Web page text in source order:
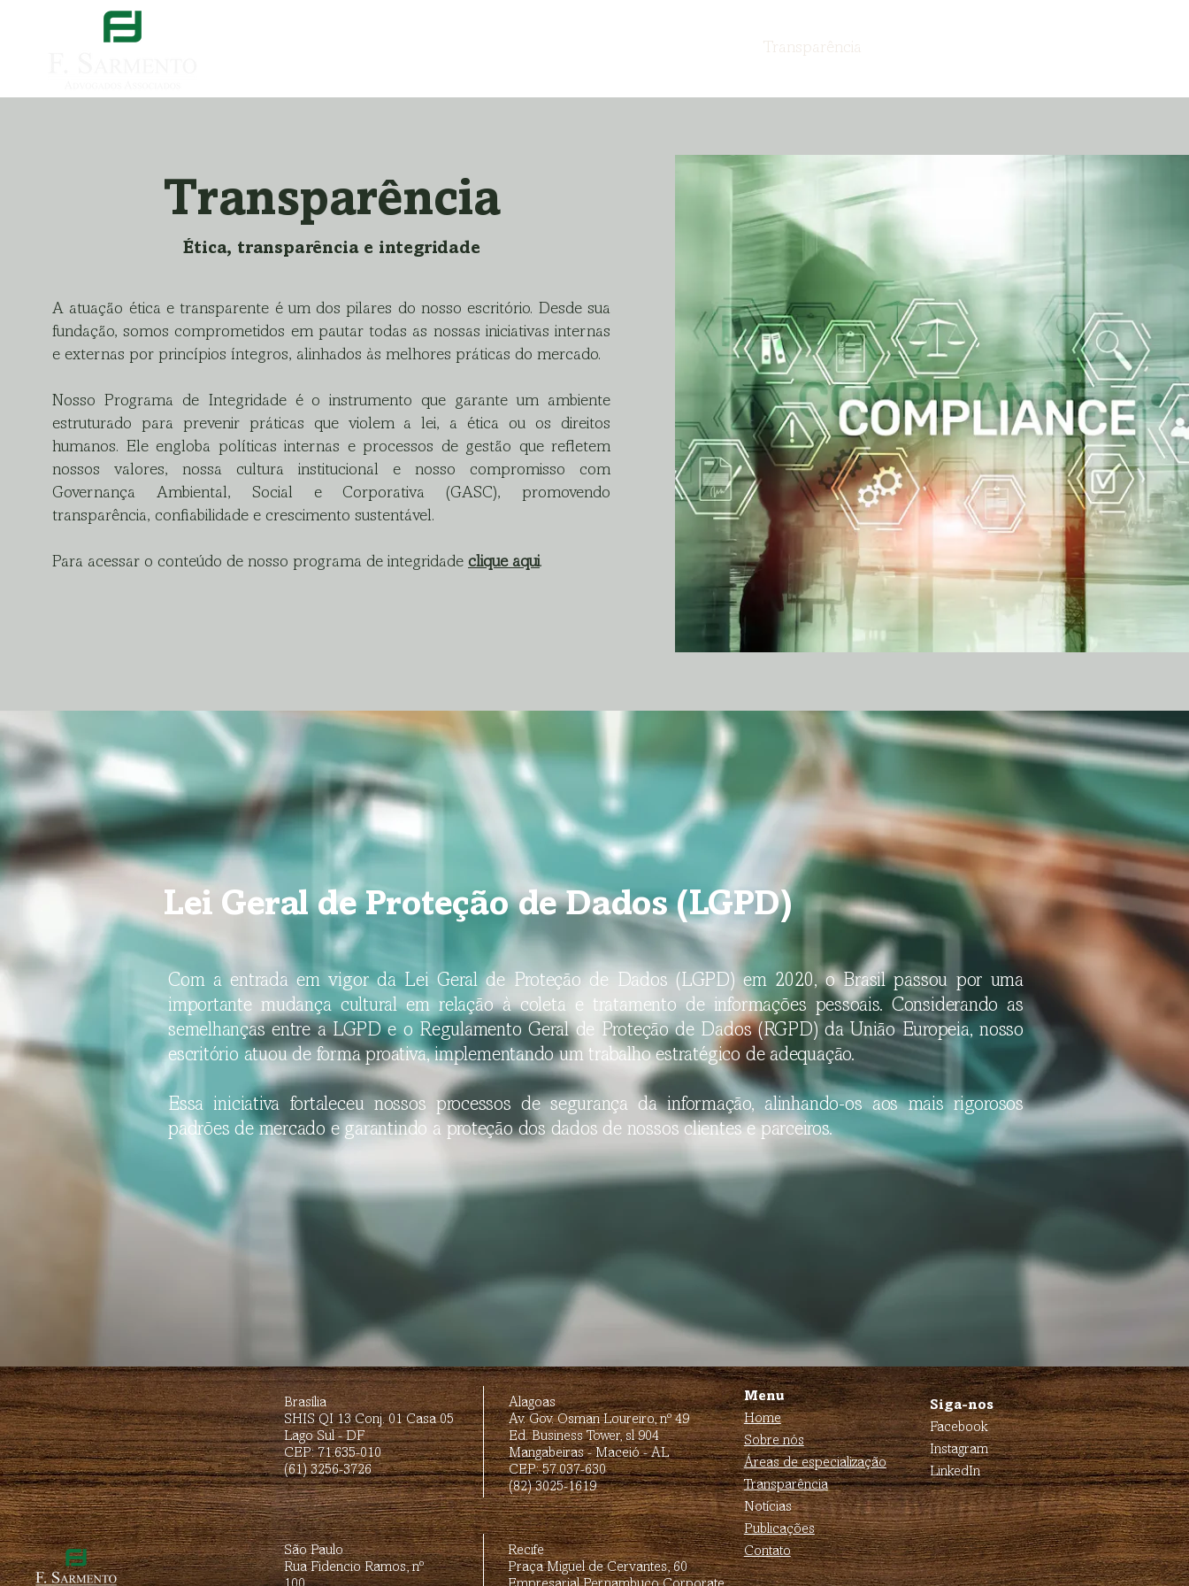
Transparência
Transparência
Ética, transparência e integridade
A atuação ética e transparente é um dos pilares do nosso escritório. Desde sua
fundação, somos comprometidos em pautar todas as nossas iniciativas internas
e externas por princípios íntegros, alinhados às melhores práticas do mercado.
Nosso Programa de Integridade é o instrumento que garante um ambiente
estruturado para prevenir práticas que violem a lei, a ética ou os direitos
humanos. Ele engloba políticas internas e processos de gestão que refletem
nossos valores, nossa cultura institucional e nosso compromisso com
Governança Ambiental, Social e Corporativa (GASC), promovendo
transparência, confiabilidade e crescimento sustentável.
Para acessar o conteúdo de nosso programa de integridade clique aqui.
Lei Geral de Proteção de Dados (LGPD)
​Com a entrada em vigor da Lei Geral de Proteção de Dados (LGPD) em 2020, o Brasil passou por uma
importante mudança cultural em relação à coleta e tratamento de informações pessoais. Considerando as
semelhanças entre a LGPD e o Regulamento Geral de Proteção de Dados (RGPD) da União Europeia, nosso
escritório atuou de forma proativa, implementando um trabalho estratégico de adequação.
Essa iniciativa fortaleceu nossos processos de segurança da informação, alinhando-os aos mais rigorosos
padrões de mercado e garantindo a proteção dos dados de nossos clientes e parceiros.
Brasília
SHIS QI 13 Conj. 01 Casa 05
Lago Sul - DF
CEP: 71.635-010
(61) 3256-3726
Alagoas
Av. Gov. Osman Loureiro, nº 49
Ed. Business Tower, sl 904
Mangabeiras - Maceió - AL
CEP: 57.037-630
(82) 3025-1619
Menu
Home
Sobre nós
Áreas de especialização
Transparência
Notícias
Publicações
Contato
Siga-nos
Facebook
Instagram
LinkedIn
São Paulo
Rua Fidencio Ramos, nº
Recife
Praça Miguel de Cervantes, 60